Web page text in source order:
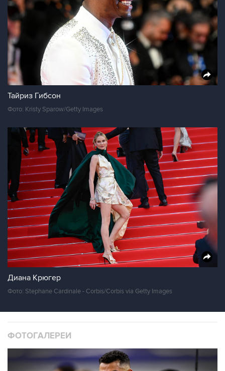
Тайриз Гибсон
Фото: Kristy Sparow/Getty Images
Диана Крюгер
Фото: Stephane Cardinale - Corbis/Corbis via Getty Images
ФОТОГАЛЕРЕИ